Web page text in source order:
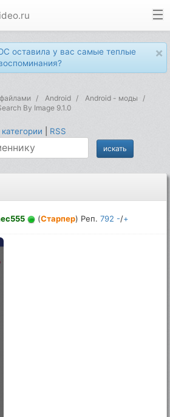
×
оставила у вас самые теплые
Android
Android - моды
By Image 9.1.0
категории RSS
(Старпер) Реп.792 -/+